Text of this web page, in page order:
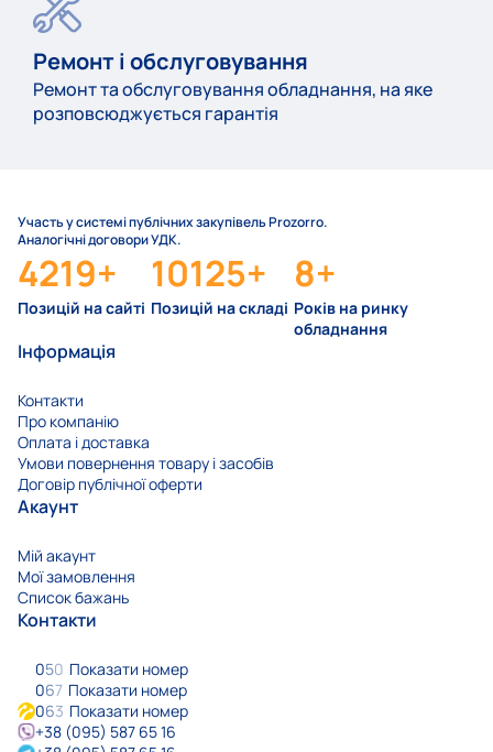
Ремонт і обслуговування
Ремонт та обслуговування обладнання, на яке
розповсюджується гарантія
Участь у системі публічних закупівель Prozorro.
Аналогічні договори УДК.
8+
Років на ринку
обладнання
10125+
Позицій на складі
4219+
Позицій на сайті
Інформація
Контакти
Про компанію
Оплата і доставка
Умови повернення товару і засобів
Договір публічної оферти
Акаунт
Мій акаунт
Мої замовлення
Список бажань
Контакти
050 Показати номер
067 Показати номер
063 Показати номер
+38 (095) 587 65 16